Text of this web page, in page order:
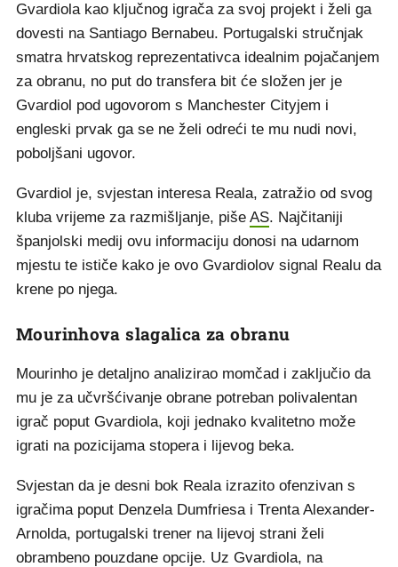
Gvardiola kao ključnog igrača za svoj projekt i želi ga
dovesti na Santiago Bernabeu. Portugalski stručnjak
smatra hrvatskog reprezentativca idealnim pojačanjem
za obranu, no put do transfera bit će složen jer je
Gvardiol pod ugovorom s Manchester Cityjem i
engleski prvak ga se ne želi odreći te mu nudi novi,
poboljšani ugovor.
Gvardiol je, svjestan interesa Reala, zatražio od svog
kluba vrijeme za razmišljanje, piše AS. Najčitaniji
španjolski medij ovu informaciju donosi na udarnom
mjestu te ističe kako je ovo Gvardiolov signal Realu da
krene po njega.
Mourinhova slagalica za obranu
Mourinho je detaljno analizirao momčad i zaključio da
mu je za učvršćivanje obrane potreban polivalentan
igrač poput Gvardiola, koji jednako kvalitetno može
igrati na pozicijama stopera i lijevog beka.
Svjestan da je desni bok Reala izrazito ofenzivan s
igračima poput Denzela Dumfriesa i Trenta Alexander-
Arnolda, portugalski trener na lijevoj strani želi
obrambeno pouzdane opcije. Uz Gvardiola, na